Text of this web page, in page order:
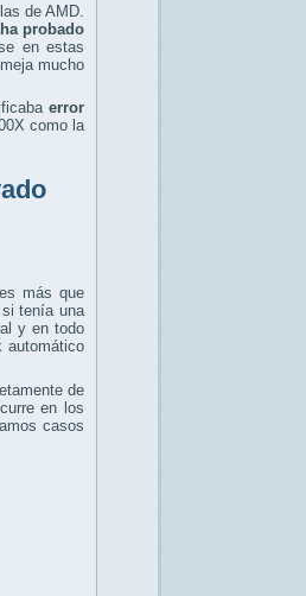
de AMD.
probado
en estas
mucho
error
como la
más que
tenía una
y en todo
automático
de
en los
casos